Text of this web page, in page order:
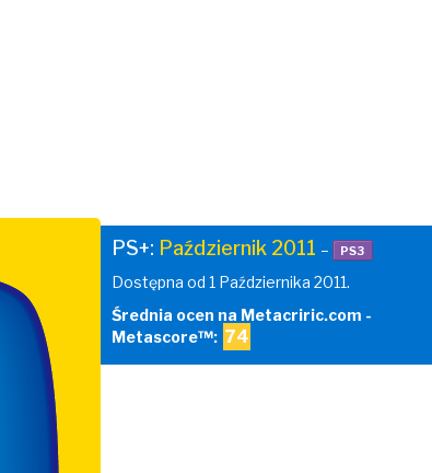
PS+: Październik 2011 – PS3
Dostępna od 1 Października 2011.
Średnia ocen na Metacriric.com -
Metascore™: 74